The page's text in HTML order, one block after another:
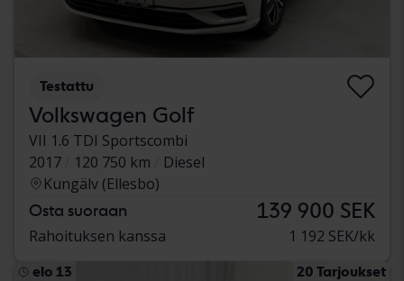
Testattu
Volkswagen Golf
VII 1.6 TDI Sportscombi
2017
120 750 km
Diesel
Kungälv (Ellesbo)
Osta suoraan 139 900 SEK
Rahoituksen kanssa 1 192 SEK/kk
elo 13 20 Tarjoukset